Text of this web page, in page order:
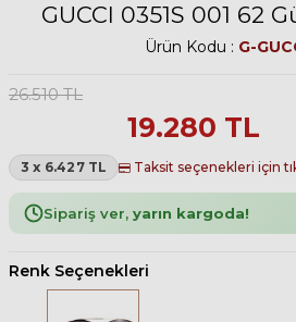
GUCCI 0351S 001 62
Ürün Kodu : G-
26.510TL
19.280 TL
3 x 6.427 TL Taksit seçenekleri için
Sipariş ver, yarın kargoda!
Renk Seçenekleri